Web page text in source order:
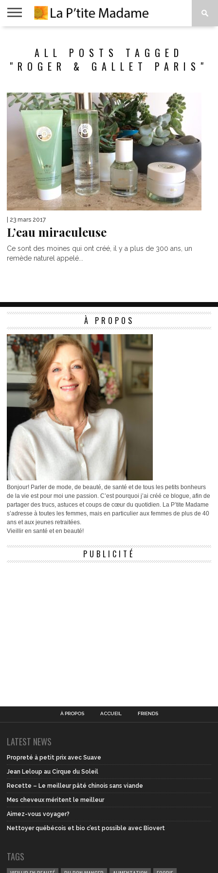
VIVRE
PROPOSALL POSTS TAGGED
"ROGER & GALLET PARIS"
| 23 mars 2017
L’eau miraculeuse
Ce sont des moines qui ont créé, il y a plus de 300 ans, un
remède naturel appelé...
À PROPOS
Bonjour! Parler de mode, de beauté, de santé et de tous les petits bonheurs
de la vie est pour moi une passion. C’est pourquoi j’ai créé ce blogue, afin de
partager des trucs, astuces et coups de cœur du quotidien. La P’tite Madame
s’adresse à toutes les femmes, mais en particulier aux femmes de plus de 40
ans et aux jeunes retraitées.
Vieillir en santé et en beauté!
PUBLICITÉ
À PROPOS ACCUEIL FRIENDS
LATEST NEWS
Propreté à petit prix avec Suave
Jean Leloup au Cirque du Soleil
Recette – Le meilleur pâté chinois sans viande
Mes cheveux méritent le meilleur
Aimez-vous voyager?
Nettoyer québécois et bio c’est possible avec Biovert
TAGS